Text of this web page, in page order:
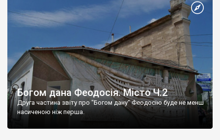
Богом дана Феодосія. Місто Ч.2
Друга частина звіту про "Богом дану" Феодосію буде не менш
насиченою ніж перша.